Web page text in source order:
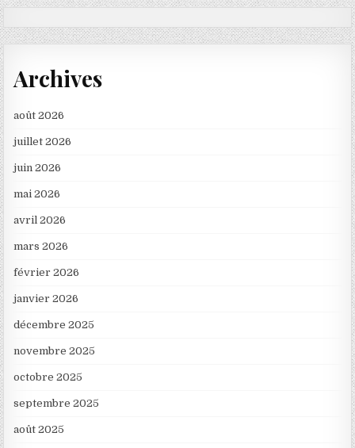
Archives
août 2026
juillet 2026
juin 2026
mai 2026
avril 2026
mars 2026
février 2026
janvier 2026
décembre 2025
novembre 2025
octobre 2025
septembre 2025
août 2025